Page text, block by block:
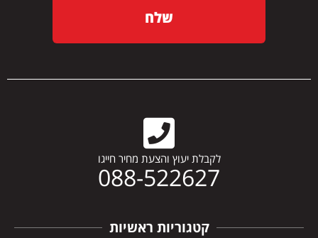
שלח
לקבלת יעוץ והצעת מחיר חייגו
088-522627
קטגוריות ראשיות